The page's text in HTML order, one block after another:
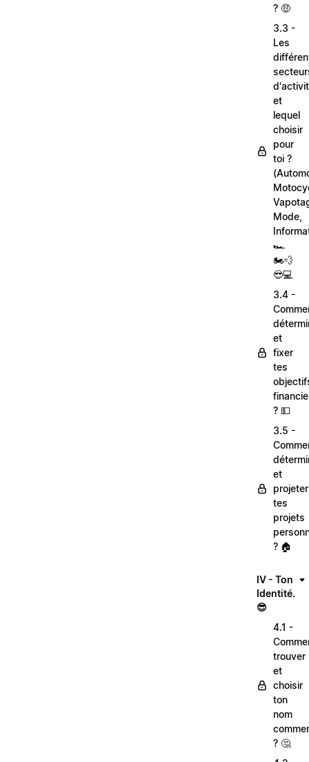
? 🤑
3.3 -
Les
et
lequel
choisir
pour
toi ?
Mode,
🏎
🏍💨
😎💻
3.4 -
et
fixer
tes
? 💵
3.5 -
et
projeter
tes
projets
? 🏠
IV - Ton
Identité.
😎
4.1 -
trouver
et
choisir
ton
nom
? 🤔